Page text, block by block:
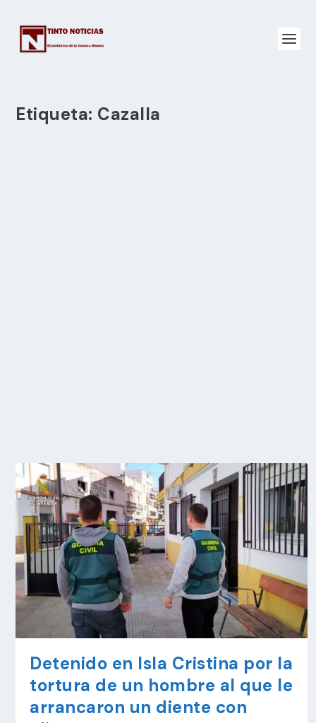
Etiqueta: Cazalla
Detenido en Isla Cristina por la
tortura de un hombre al que le
arrancaron un diente con